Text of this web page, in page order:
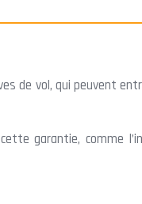
de vol, qui peuvent
garantie, comme